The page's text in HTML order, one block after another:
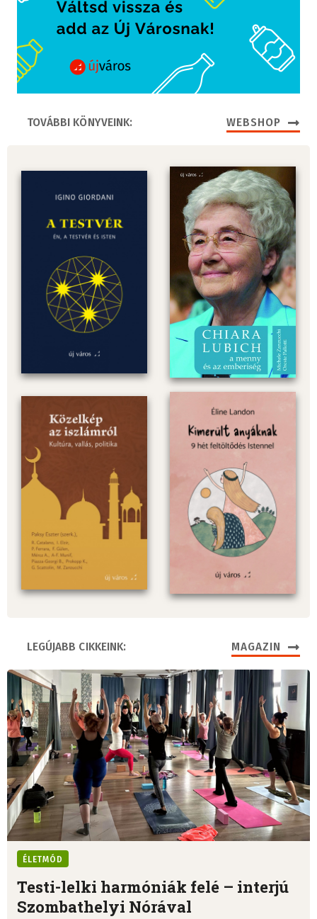
TOVÁBBI KÖNYVEINK: WEBSHOP
LEGÚJABB CIKKEINK: MAGAZIN
ÉLETMÓD
Testi-lelki harmóniák felé – interjú
Szombathelyi Nórával